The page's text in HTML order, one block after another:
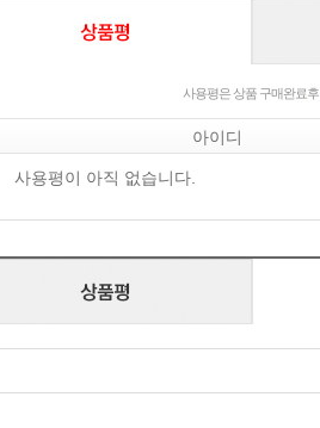
사용평은 상품 구매완료후
아이디
사용평이 아직 없습니다.